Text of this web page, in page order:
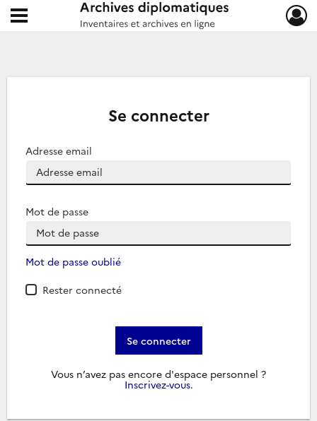
Archives diplomatiques
Ouvrir le menu déroulant
Se connecter
Adresse email
Mot de passe
Mot de passe oublié
Rester connecté
Se connecter
Vous n’avez pas encore d'espace personnel ?
Inscrivez-vous.